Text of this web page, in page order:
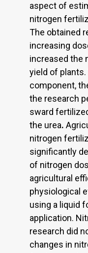
aspect of
nitrogen
The obtained
increasing
increased the
yield of
component,
the research
sward
the urea.
nitrogen
significantly
of nitrogen
agricultural
physiological
using a liquid
application.
research did
changes in